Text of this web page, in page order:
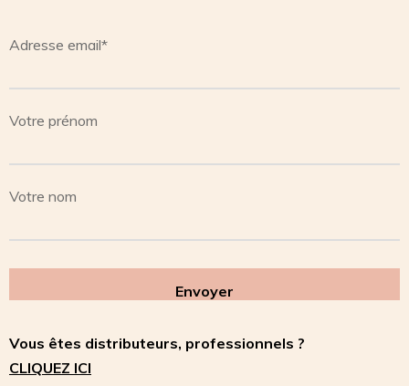
Adresse email*
Votre prénom
Votre nom
Vous êtes distributeurs, professionnels ?
CLIQUEZ ICI